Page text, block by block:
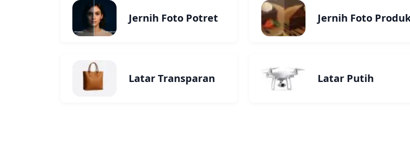
Jernih Foto Potret Jernih Foto
Latar Transparan Latar Putih